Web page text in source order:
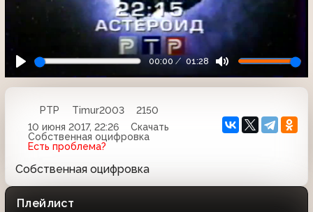
00:00 01:28
РТР Timur2003
2150
10 июня 2017, 22:26
Скачать
Собственная оцифровка
Есть проблема?
Собственная оцифровка
Плейлист